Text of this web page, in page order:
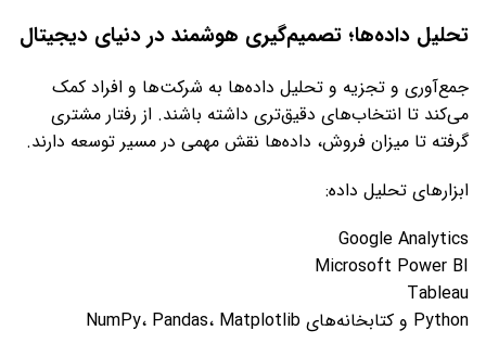
تحلیل داده‌ها؛ تصمیم‌گیری هوشمند در دنیای دیجیتال
جمع‌آوری و تجزیه و تحلیل داده‌ها به شرکت‌ها و افراد کمک
می‌کند تا انتخاب‌های دقیق‌تری داشته باشند. از رفتار مشتری
گرفته تا میزان فروش، داده‌ها نقش مهمی در مسیر توسعه دارند.
ابزارهای تحلیل داده:
Google Analytics
Microsoft Power BI
Tableau
Python و کتابخانه‌های NumPy، Pandas، Matplotlib